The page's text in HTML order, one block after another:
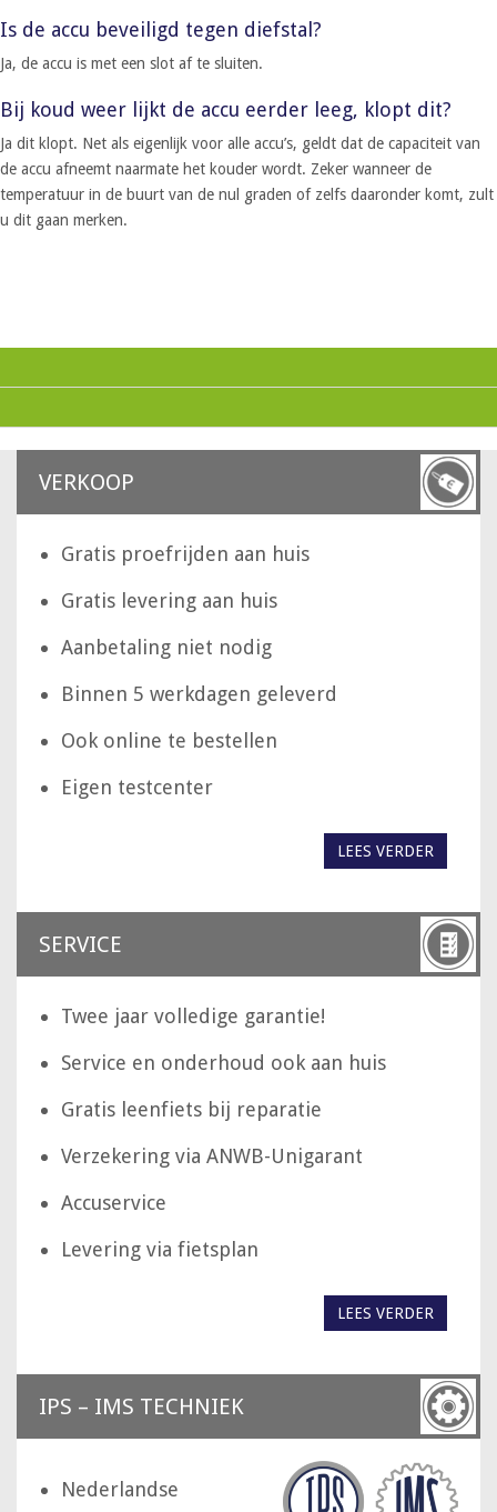
Is de accu beveiligd tegen diefstal?
Ja, de accu is met een slot af te sluiten.
Bij koud weer lijkt de accu eerder leeg, klopt dit?
Ja dit klopt. Net als eigenlijk voor alle accu’s, geldt dat de capaciteit van
de accu afneemt naarmate het kouder wordt. Zeker wanneer de
temperatuur in de buurt van de nul graden of zelfs daaronder komt, zult
u dit gaan merken.
VERKOOP
Gratis proefrijden aan huis
Gratis levering aan huis
Aanbetaling niet nodig
Binnen 5 werkdagen geleverd
Ook online te bestellen
Eigen testcenter
LEES VERDER
SERVICE
Twee jaar volledige garantie!
Service en onderhoud ook aan huis
Gratis leenfiets bij reparatie
Verzekering via ANWB-Unigarant
Accuservice
Levering via fietsplan
LEES VERDER
IPS – IMS TECHNIEK
Nederlandse